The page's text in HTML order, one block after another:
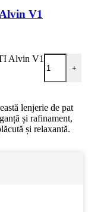
V1
Alvin V1
+
lenjerie de pat
și rafinament,
și relaxantă.